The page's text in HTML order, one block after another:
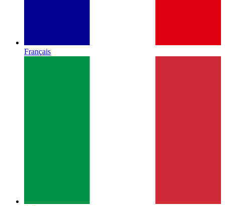
Français